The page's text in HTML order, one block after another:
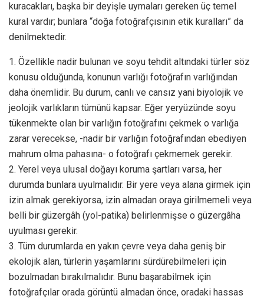
kuracakları, başka bir deyişle uymaları gereken üç temel
kural vardır; bunlara “doğa fotoğrafçısının etik kuralları” da
denilmektedir.
1. Özellikle nadir bulunan ve soyu tehdit altındaki türler söz
konusu olduğunda, konunun varlığı fotoğrafın varlığından
daha önemlidir. Bu durum, canlı ve cansız yani biyolojik ve
jeolojik varlıkların tümünü kapsar. Eğer yeryüzünde soyu
tükenmekte olan bir varlığın fotoğrafını çekmek o varlığa
zarar verecekse, -nadir bir varlığın fotoğrafından ebediyen
mahrum olma pahasına- o fotoğrafı çekmemek gerekir.
2. Yerel veya ulusal doğayı koruma şartları varsa, her
durumda bunlara uyulmalıdır. Bir yere veya alana girmek için
izin almak gerekiyorsa, izin almadan oraya girilmemeli veya
belli bir güzergâh (yol-patika) belirlenmişse o güzergâha
uyulması gerekir.
3. Tüm durumlarda en yakın çevre veya daha geniş bir
ekolojik alan, türlerin yaşamlarını sürdürebilmeleri için
bozulmadan bırakılmalıdır. Bunu başarabilmek için
fotoğrafçılar orada görüntü almadan önce, oradaki hassas